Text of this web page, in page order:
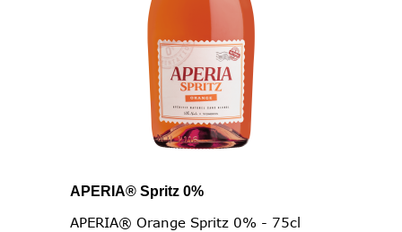
APERIA® Spritz 0%
APERIA® Orange Spritz 0% - 75cl